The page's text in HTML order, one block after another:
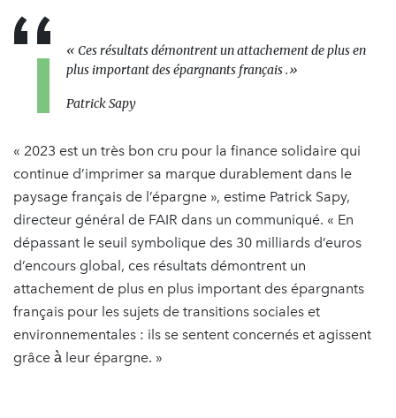
« Ces résultats démontrent un attachement de plus en
plus important des épargnants français .»
Patrick Sapy
« 2023 est un très bon cru pour la finance solidaire qui
continue d’imprimer sa marque durablement dans le
paysage français de l’épargne », estime Patrick Sapy,
directeur général de FAIR dans un communiqué. « En
dépassant le seuil symbolique des 30 milliards d’euros
d’encours global, ces résultats démontrent un
attachement de plus en plus important des épargnants
français pour les sujets de transitions sociales et
environnementales : ils se sentent concernés et agissent
grâce à̀ leur épargne. »